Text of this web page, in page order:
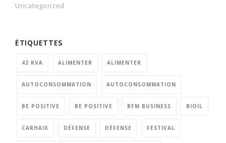
Uncategorized
ÉTIQUETTES
42 KVA ALIMENTER ALIMENTER
AUTOCONSOMMATION AUTOCONSOMMATION
BE POSITIVE BE POSITIVE BFM BUSINESS BIOIL
CARHAIX DÉFENSE DÉFENSE FESTIVAL